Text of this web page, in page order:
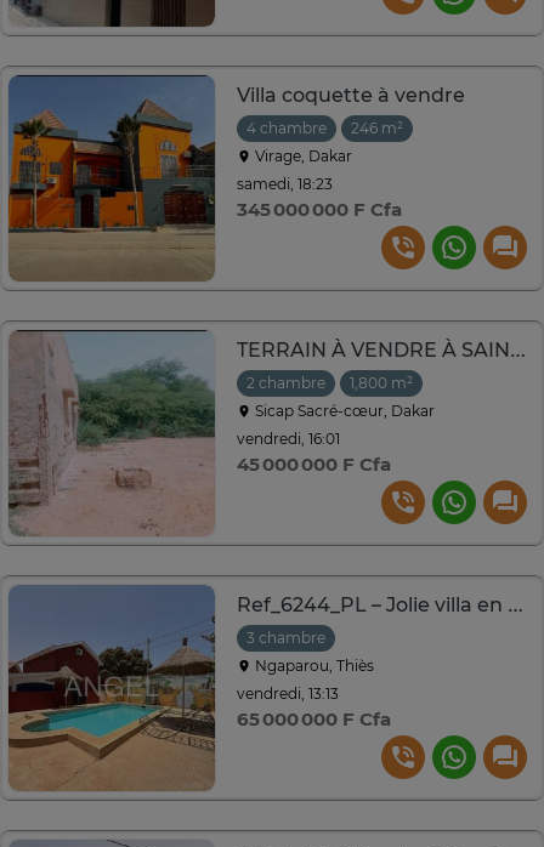
Villa coquette à vendre
4 chambre
246 m²
Virage, Dakar
samedi, 18:23
345 000 000 F Cfa
TERRAIN À VENDRE À SAINT LOUIS
2 chambre
1,800 m²
Sicap Sacré-cœur, Dakar
vendredi, 16:01
45 000 000 F Cfa
Ref_6244_PL – Jolie villa en duplex à vendre à Ngaparou
3 chambre
Ngaparou, Thiès
vendredi, 13:13
65 000 000 F Cfa